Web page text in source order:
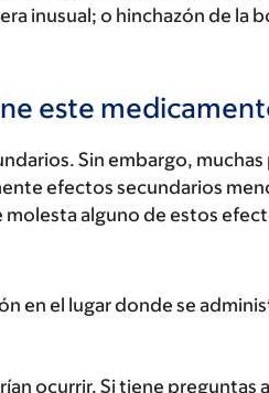
inusual; o hinchazón de la
este
Sin embargo, muchas
efectos secundarios
molesta alguno de estos
en el lugar donde se
ocurrir. Si tiene preguntas